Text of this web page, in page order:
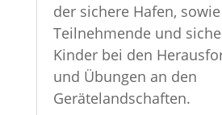
der sichere Hafen,
Teilnehmende und
Kinder bei den
und Übungen an den
Gerätelandschaften.